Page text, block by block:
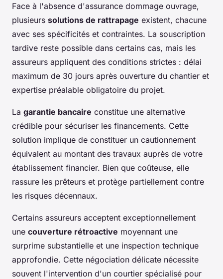
Face à l'absence d'assurance dommage ouvrage,
plusieurs solutions de rattrapage existent, chacune
avec ses spécificités et contraintes. La souscription
tardive reste possible dans certains cas, mais les
assureurs appliquent des conditions strictes : délai
maximum de 30 jours après ouverture du chantier et
expertise préalable obligatoire du projet.
La garantie bancaire constitue une alternative
crédible pour sécuriser les financements. Cette
solution implique de constituer un cautionnement
équivalent au montant des travaux auprès de votre
établissement financier. Bien que coûteuse, elle
rassure les prêteurs et protège partiellement contre
les risques décennaux.
Certains assureurs acceptent exceptionnellement
une couverture rétroactive moyennant une
surprime substantielle et une inspection technique
approfondie. Cette négociation délicate nécessite
souvent l'intervention d'un courtier spécialisé pour